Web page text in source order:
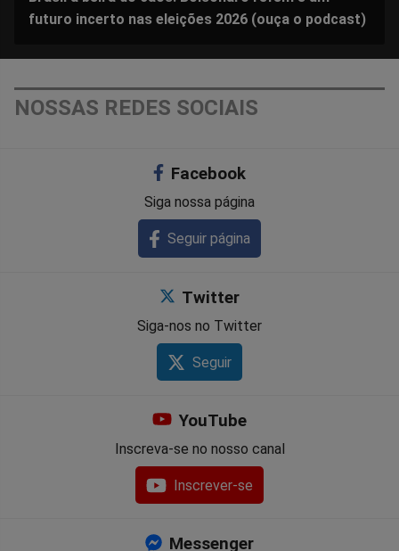
futuro incerto nas eleições 2026 (ouça o podcast)
NOSSAS REDES SOCIAIS
Facebook
Siga nossa página
Seguir página
Twitter
Siga-nos no Twitter
Seguir
YouTube
Inscreva-se no nosso canal
Inscrever-se
Messenger